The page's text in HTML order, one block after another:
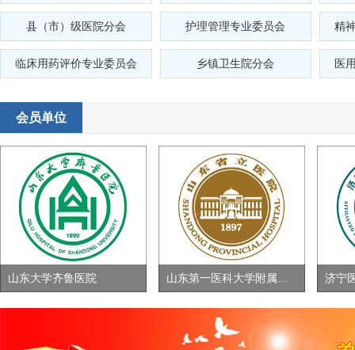
县（市）级医院分会 护理管理专业委员会 精
临床用药评价专业委员会 乡镇卫生院分会 医
会员单位
山东大学齐鲁医院 济宁